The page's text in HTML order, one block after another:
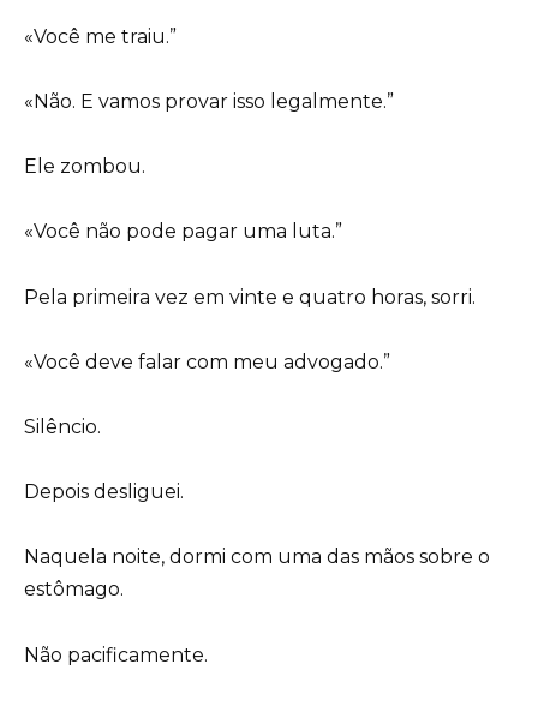
«Você me traiu.”
«Não. E vamos provar isso legalmente.”
Ele zombou.
«Você não pode pagar uma luta.”
Pela primeira vez em vinte e quatro horas, sorri.
«Você deve falar com meu advogado.”
Silêncio.
Depois desliguei.
Naquela noite, dormi com uma das mãos sobre o
estômago.
Não pacificamente.